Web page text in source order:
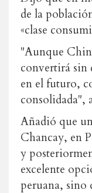
de la
«clase
"Aunque
convertirá sin
en el futuro,
consolidada",
Añadió que
Chancay, en
y
excelente
peruana, sino